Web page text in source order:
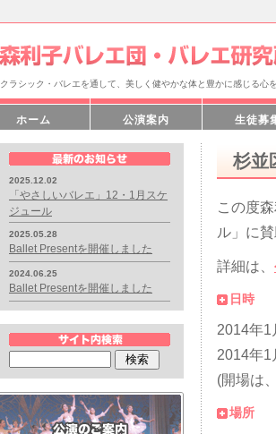
クラシック・バレエを通して、美しく健やかな体と豊かに感じる心
ホーム 公演案内 生徒募
杉並
この度
ル」に
詳細は、
日時
2014年1
2014年1
(開場は
場所
2025.12.02
「やさしいバレエ」12・1月スケ
ジュール
2025.05.28
Ballet Presentを開催しました
2024.06.25
Ballet Presentを開催しました